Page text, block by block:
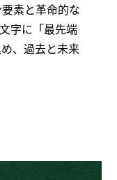
素と革命的な
字に「最先端
、過去と未来